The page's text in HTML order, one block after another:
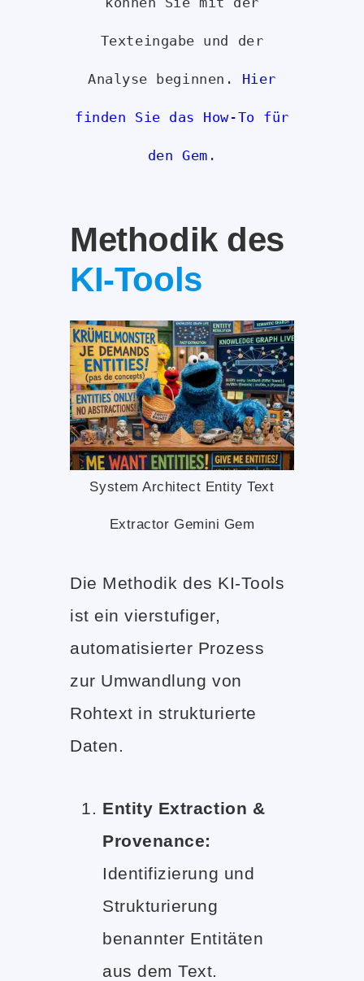
Texteingabe und der
Analyse beginnen. Hier
finden Sie das How-To für
den Gem .
Methodik des
KI-Tools
System Architect Entity Text
Extractor Gemini Gem
Die Methodik des KI-Tools
ist ein vierstufiger,
automatisierter Prozess
zur Umwandlung von
Rohtext in strukturierte
Daten.
Entity Extraction &
Provenance:
Identifizierung und
Strukturierung
benannter Entitäten
aus dem Text.